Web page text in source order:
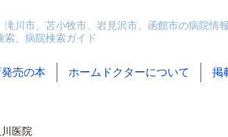
川市、苫小牧市、岩見沢市、函館市の病院情報
、病院検索ガイド
売の本 ホームドクターについて
掲
川医院